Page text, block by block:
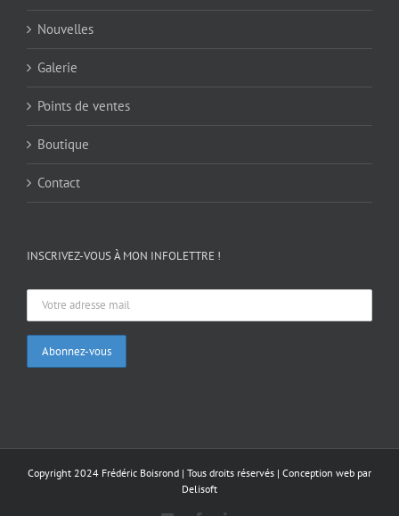
Nouvelles
Galerie
Points de ventes
Boutique
Contact
INSCRIVEZ-VOUS À MON INFOLETTRE !
Copyright 2024 Frédéric Boisrond | Tous droits réservés | Conception web par
Delisoft